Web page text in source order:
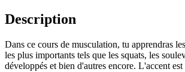
Description
Dans ce cours de musculation, tu apprendras
les plus importants tels que les squats, les
développés et bien d'autres encore. L'accent